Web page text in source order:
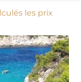
les prix